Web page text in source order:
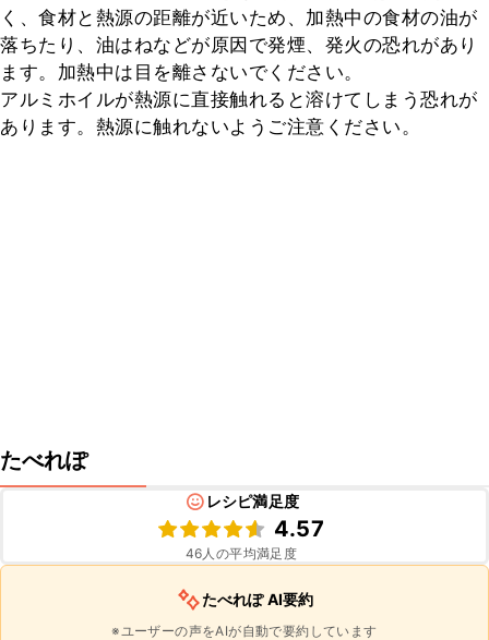
く、食材と熱源の距離が近いため、加熱中の食材の油が
落ちたり、油はねなどが原因で発煙、発火の恐れがあり
ます。加熱中は目を離さないでください。
アルミホイルが熱源に直接触れると溶けてしまう恐れが
あります。熱源に触れないようご注意ください。
たべれぽ
レシピ満足度
4.57
46人の平均満足度
たべれぽ AI要約
※ユーザーの声をAIが自動で要約しています